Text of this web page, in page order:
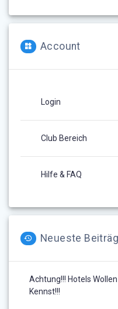
Account
Login
Club Bereich
Hilfe & FAQ
Neueste
Achtung!!! Hotels
Kennst!!!